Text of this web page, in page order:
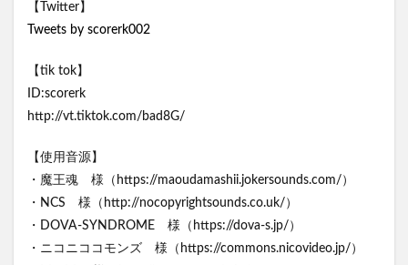
【Twitter】
Tweets by scorerk002
【tik tok】
ID:scorerk
http://vt.tiktok.com/bad8G/
【使用音源】
・魔王魂 様（https://maoudamashii.jokersounds.com/）
・NCS 様（http://nocopyrightsounds.co.uk/）
・DOVA-SYNDROME 様（https://dova-s.jp/）
・ニコニココモンズ 様（https://commons.nicovideo.jp/）